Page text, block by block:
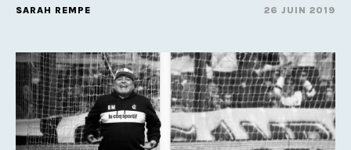
SARAH REMPE 26 JUIN 2019